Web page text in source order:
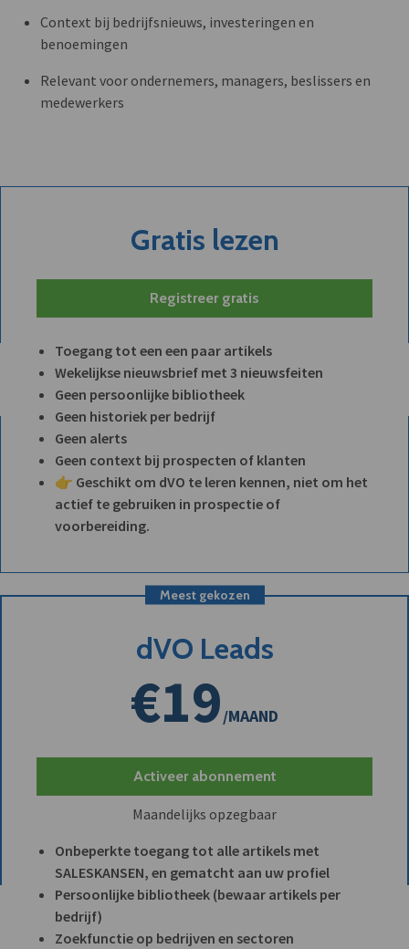
Context bij bedrijfsnieuws, investeringen en
benoemingen
Relevant voor ondernemers, managers, beslissers en
medewerkers
Gratis lezen
Registreer gratis
Toegang tot een een paar artikels
Wekelijkse nieuwsbrief met 3 nieuwsfeiten
Geen persoonlijke bibliotheek
Geen historiek per bedrijf
Geen alerts
Geen context bij prospecten of klanten
👉 Geschikt om dVO te leren kennen, niet om het
actief te gebruiken in prospectie of
voorbereiding.
Meest gekozen
dVO Leads
€19/MAAND
Activeer abonnement
Maandelijks opzegbaar
Onbeperkte toegang tot alle artikels met
SALESKANSEN, en gematcht aan uw profiel
Persoonlijke bibliotheek (bewaar artikels per
bedrijf)
Zoekfunctie op bedrijven en sectoren